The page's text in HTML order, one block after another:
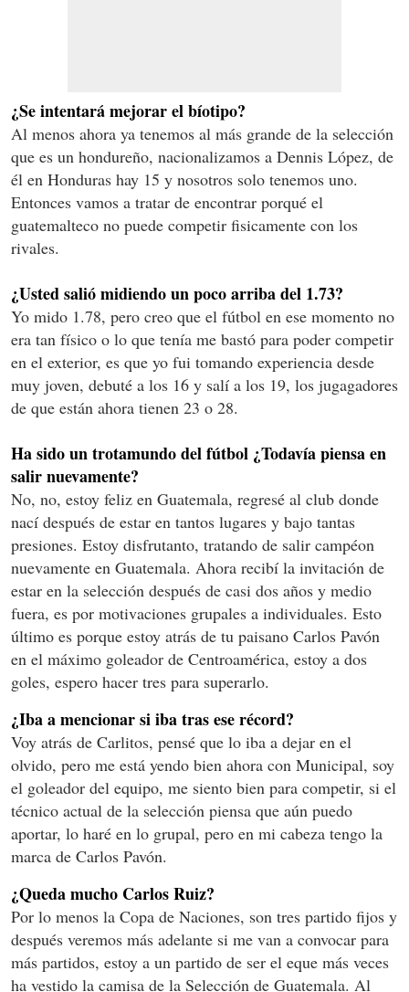
¿Se intentará mejorar el bíotipo?
Al menos ahora ya tenemos al más grande de la selección
que es un hondureño, nacionalizamos a Dennis López, de
él en Honduras hay 15 y nosotros solo tenemos uno.
Entonces vamos a tratar de encontrar porqué el
guatemalteco no puede competir fisicamente con los
rivales.
¿Usted salió midiendo un poco arriba del 1.73?
Yo mido 1.78, pero creo que el fútbol en ese momento no
era tan físico o lo que tenía me bastó para poder competir
en el exterior, es que yo fui tomando experiencia desde
muy joven, debuté a los 16 y salí a los 19, los jugagadores
de que están ahora tienen 23 o 28.
Ha sido un trotamundo del fútbol ¿Todavía piensa en
salir nuevamente?
No, no, estoy feliz en Guatemala, regresé al club donde
nací después de estar en tantos lugares y bajo tantas
presiones. Estoy disfrutanto, tratando de salir campéon
nuevamente en Guatemala. Ahora recibí la invitación de
estar en la selección después de casi dos años y medio
fuera, es por motivaciones grupales a individuales. Esto
último es porque estoy atrás de tu paisano Carlos Pavón
en el máximo goleador de Centroamérica, estoy a dos
goles, espero hacer tres para superarlo.
¿Iba a mencionar si iba tras ese récord?
Voy atrás de Carlitos, pensé que lo iba a dejar en el
olvido, pero me está yendo bien ahora con Municipal, soy
el goleador del equipo, me siento bien para competir, si el
técnico actual de la selección piensa que aún puedo
aportar, lo haré en lo grupal, pero en mi cabeza tengo la
marca de Carlos Pavón.
¿Queda mucho Carlos Ruiz?
Por lo menos la Copa de Naciones, son tres partido fijos y
después veremos más adelante si me van a convocar para
más partidos, estoy a un partido de ser el eque más veces
ha vestido la camisa de la Selección de Guatemala. Al